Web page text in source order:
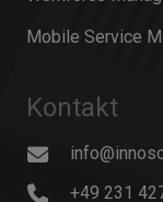
Mobile Service
Kontakt
+49 231